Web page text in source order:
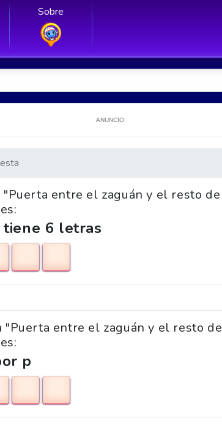
Sobre
ANUNCIO
entre el zaguán y el resto de
tiene 6 letras
entre el zaguán y el resto de
p